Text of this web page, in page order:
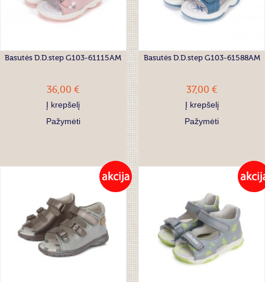
Basutės D.D.step G103-61115AM
36,00 €
Į krepšelį
Pažymėti
Basutės D.D.step G103-61588AM
37,00 €
Į krepšelį
Pažymėti